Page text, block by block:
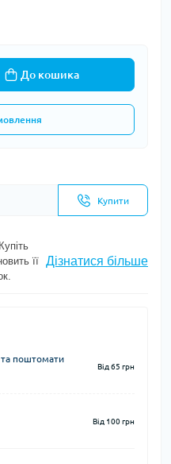
До кошика
Купити
Купіть
її Дізнатися більше
поштомати
Від 65 грн
Від 100 грн